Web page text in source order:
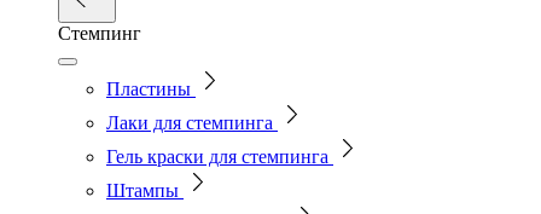
Стемпинг
Пластины
Лаки для стемпинга
Гель краски для стемпинга
Штампы